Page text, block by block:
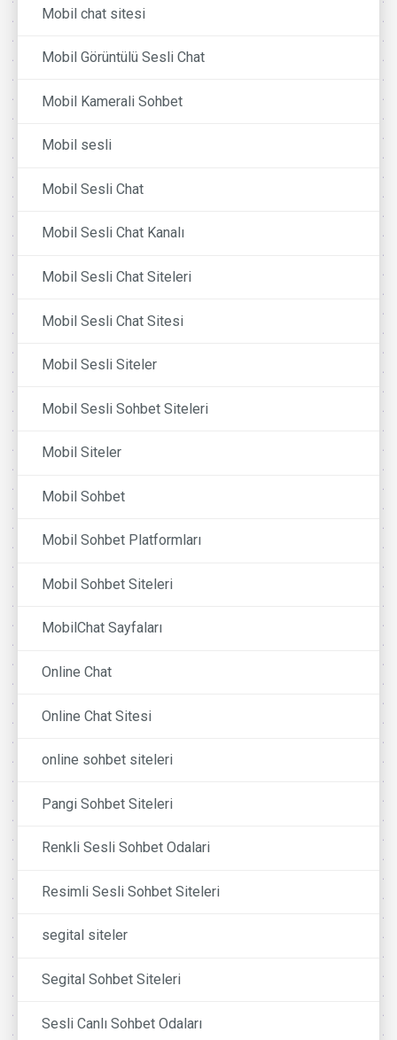
Mobil chat sitesi
Mobil Görüntülü Sesli Chat
Mobil Kamerali Sohbet
Mobil sesli
Mobil Sesli Chat
Mobil Sesli Chat Kanalı
Mobil Sesli Chat Siteleri
Mobil Sesli Chat Sitesi
Mobil Sesli Siteler
Mobil Sesli Sohbet Siteleri
Mobil Siteler
Mobil Sohbet
Mobil Sohbet Platformları
Mobil Sohbet Siteleri
MobilChat Sayfaları
Online Chat
Online Chat Sitesi
online sohbet siteleri
Pangi Sohbet Siteleri
Renkli Sesli Sohbet Odalari
Resimli Sesli Sohbet Siteleri
segital siteler
Segital Sohbet Siteleri
Sesli Canlı Sohbet Odaları